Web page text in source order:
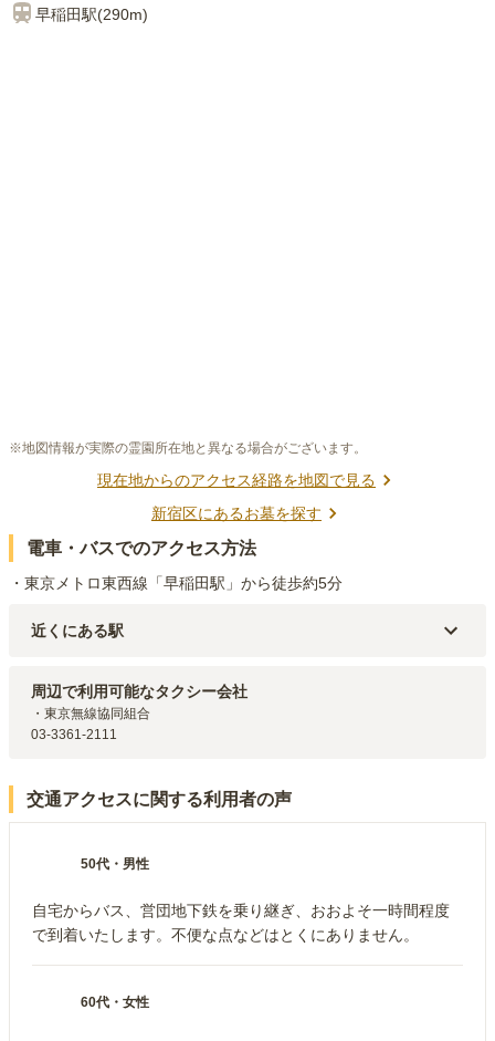
早稲田駅(290m)
※地図情報が実際の霊園所在地と異なる場合がございます。
現在地からのアクセス経路を地図で見る
新宿区にあるお墓を探す
電車・バスでのアクセス方法
・東京メトロ東西線「早稲田駅」から徒歩約5分
近くにある駅
東京メトロ副都心線
西早稲田駅（977m
都営大江戸線
若松河田
都営大江戸線
周辺で利用可能なタクシー会社
・東京無線協同組合
03-3361-2111
交通アクセスに関する利用者の声
50代 ・ 男性
自宅からバス、営団地下鉄を乗り継ぎ、おおよそ一時間程度
で到着いたします。不便な点などはとくにありません。
60代 ・ 女性